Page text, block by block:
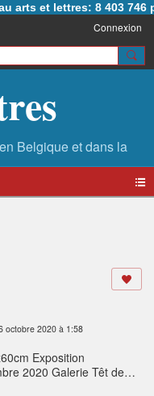
arts et lettres: 8 403 746
Connexion
octobre 2020 à 1:58
Exposition
2020 Galerie Têt de